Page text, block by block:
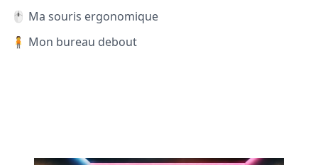
🖱️ Ma souris ergonomique
🧍 Mon bureau debout